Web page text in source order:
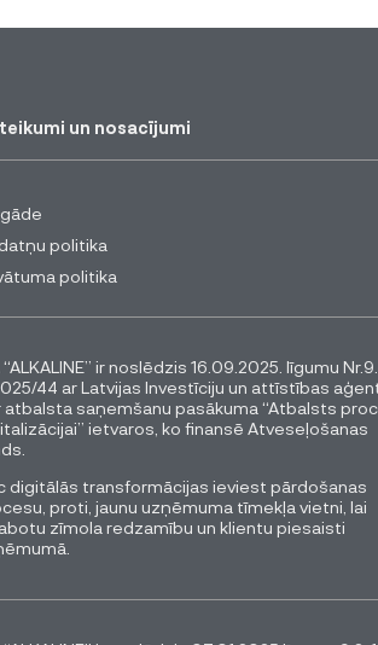
un nosacījumi
politika
politika
“ALKALINE” ir noslēdzis 16.09.2025. līgumu
44 ar Latvijas Investīciju un attīstības
atbalsta saņemšanu pasākuma “Atbalsts
ietvaros, ko finansē Atveseļošanas
digitālās transformācijas ieviest pārdošanas
proti, jaunu uzņēmuma tīmekļa vietni, lai
zīmola redzamību un klientu piesaisti